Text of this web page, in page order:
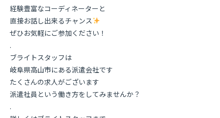
経験豊富なコーディネーターと
直接お話し出来るチャンス
ぜひお気軽にご参加ください！
.
ブライトスタッフは
岐阜県高山市にある派遣会社です
たくさんの求人がございます
派遣社員という働き方をしてみませんか？
.